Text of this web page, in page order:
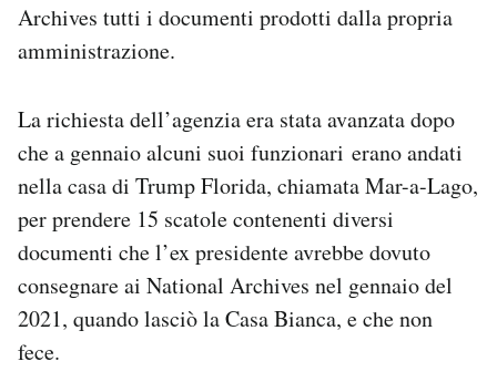
Archives tutti i documenti prodotti dalla propria
amministrazione.
La richiesta dell’agenzia era stata avanzata dopo
che a gennaio alcuni suoi funzionari erano andati
nella casa di Trump Florida, chiamata Mar-a-Lago,
per prendere 15 scatole contenenti diversi
documenti che l’ex presidente avrebbe dovuto
consegnare ai National Archives nel gennaio del
2021, quando lasciò la Casa Bianca, e che non
fece.